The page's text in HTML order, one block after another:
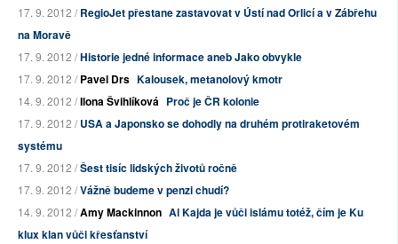
17. 9. 2012 /RegioJet přestane zastavovat v Ústí nad Orlicí a v Zábřehu
na Moravě
17. 9. 2012 /Historie jedné informace aneb Jako obvykle
17. 9. 2012 /Pavel Drs Kalousek, metanolový kmotr
14. 9. 2012 /Ilona Švihlíková Proč je ČR kolonie
17. 9. 2012 /USA a Japonsko se dohodly na druhém protiraketovém
systému
17. 9. 2012 /Šest tisíc lidských životů ročně
17. 9. 2012 /Vážně budeme v penzi chudí?
14. 9. 2012 /Amy Mackinnon Al Kajda je vůči islámu totéž, čím je Ku
klux klan vůči křesťanství